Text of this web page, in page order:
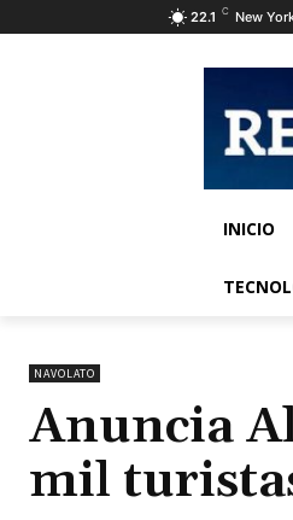
22.1 C New
INICIO
NAVOLATO
Anuncia
mil